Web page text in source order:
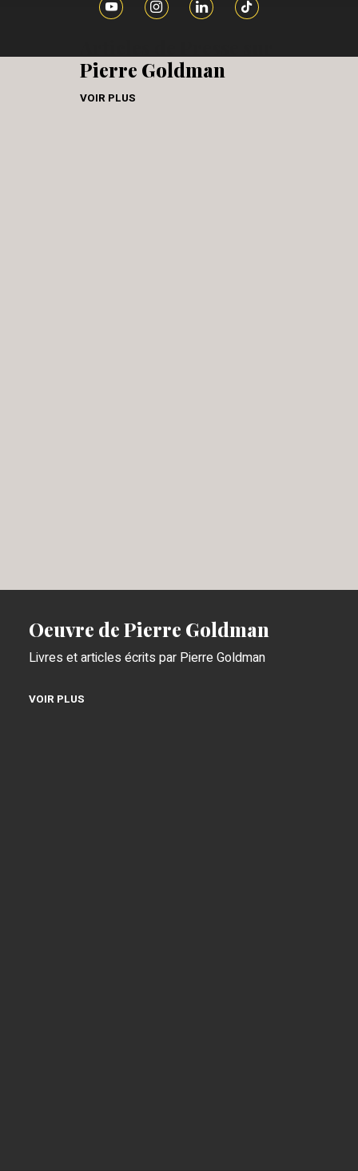
Pierre Goldman
VOIR PLUS
Oeuvre de Pierre Goldman
Livres et articles écrits par Pierre Goldman
VOIR PLUS